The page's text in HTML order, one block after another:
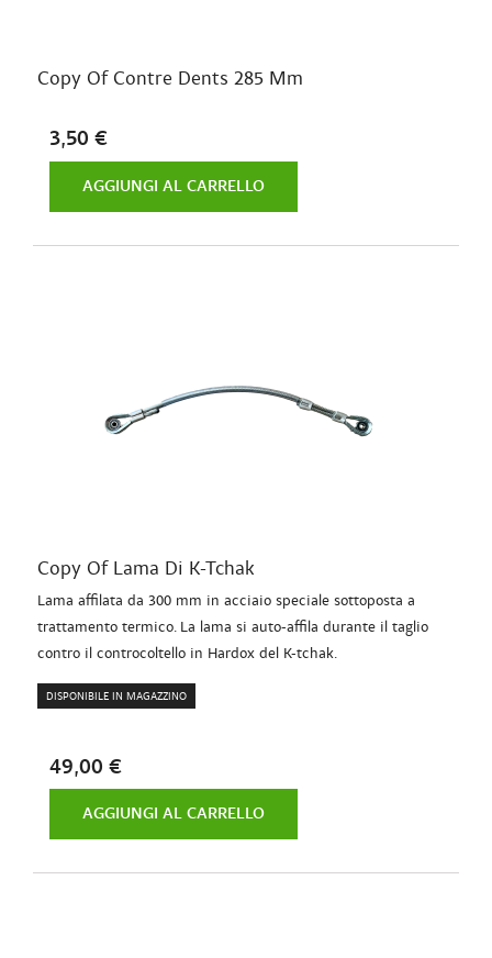
Copy Of Contre Dents 285 Mm
3,50 €
AGGIUNGI AL CARRELLO
Copy Of Lama Di K-Tchak
Lama affilata da 300 mm in acciaio speciale sottoposta a
trattamento termico. La lama si auto-affila durante il taglio
contro il controcoltello in Hardox del K-tchak.
DISPONIBILE IN MAGAZZINO
49,00 €
AGGIUNGI AL CARRELLO